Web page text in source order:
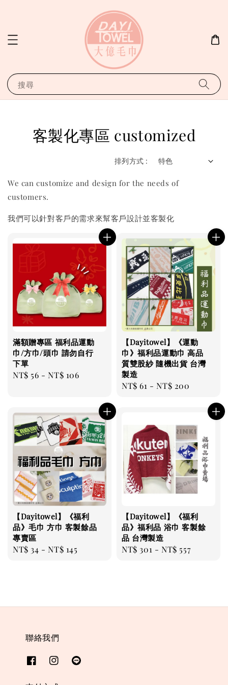
搜尋
客製化專區 customized
排列方式 :
We can customize and design for the needs of
customers.
我們可以針對客戶的需求來幫客戶設計並客製化
滿額贈專區 福利品運動
巾/方巾/頭巾 請勿自行
下單
Regular
NT$ 56 -NT$ 106
【Dayitowel】《運動
巾》福利品運動巾 高品
質雙股紗 隨機出貨 台灣
製造
Regular
NT$ 61 -NT$ 200
【Dayitowel】《福利
品》毛巾 方巾 客製餘品
專賣區
Regular
NT$ 34 -NT$ 145
【Dayitowel】《福利
品》福利品 浴巾 客製餘
品 台灣製造
Regular
NT$ 301 -NT$ 557
聯絡我們